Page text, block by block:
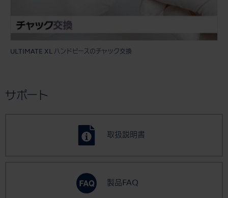
ULTIMATE XL ハンドピースのチャック交換
サポート
取扱説明書
製品FAQ